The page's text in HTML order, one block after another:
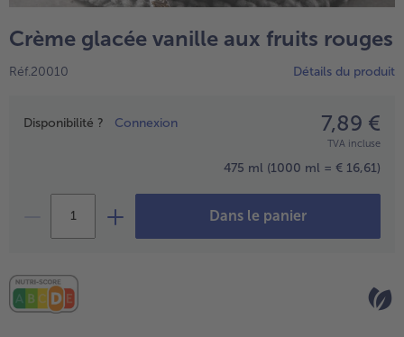
TousUstensiles de cuisine
Tousbofrost*free
Tousbofrost*plus.
Alternatives végétale
Crème glacée vanille aux fruits rouges
Réf.20010 Détails du produit
Prix
Disponibilité ? Connexion 7,89 €
TVA incluse
475 ml (1000 ml = € 16,61)
Dans le panier